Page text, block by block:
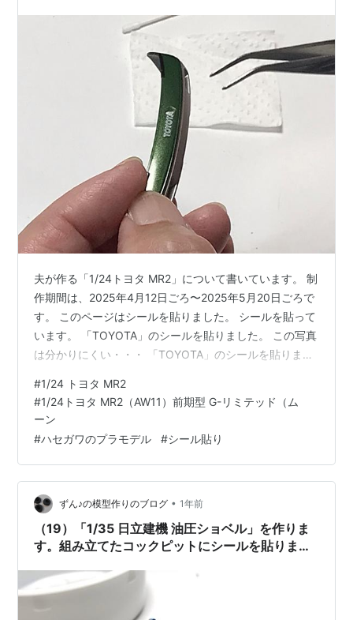
夫が作る「1/24トヨタ MR2」について書いています。 制
作期間は、2025年4月12日ごろ〜2025年5月20日ごろで
す。 このページはシールを貼りました。 シールを貼って
います。 「TOYOTA」のシールを貼りました。 この写真
は分かりにくい・・・ 「TOYOTA」のシールを貼りまし
いのよ。 これはシートの枕にシールを貼りました。 これ
はシールではなくて塗装しました。今まで写真を撮るの
の写真を載せました。 ハンドルの「TOYOTA」。 ライト
にもシールを貼りました。 赤いエンブレムも貼…
#1/24 トヨタ MR2
#1/24トヨタ MR2（AW11）前期型 G-リミテッド（ム
ーン
#ハセガワのプラモデル #シール貼り
ずん♪の模型作りのブログ • 1年前
（19）「1/35 日立建機 油圧ショベル」を作りま
す。組み立てたコックピットにシールを貼りまし